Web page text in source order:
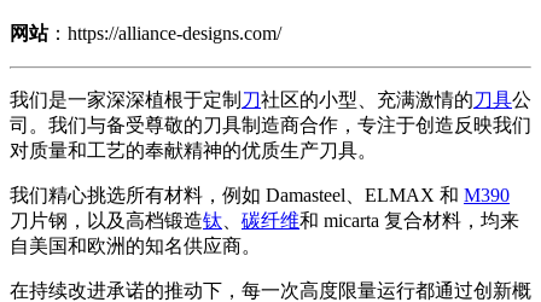
网站：https://alliance-designs.com/
我们是一家深深植根于定制 刀社区的小型、充满激情的刀具公
司。我们与备受尊敬的刀具制造商合作，专注于创造反映我们
对质量和工艺的奉献精神的优质生产刀具。
我们精心挑选所有材料，例如 Damasteel、ELMAX 和 M390
刀片钢，以及高档锻造钛 碳纤维和 micarta 复合材料，均来
自美国和欧洲的知名供应商。
在持续改进承诺的推动下，每一次高度限量运行都通过创新概